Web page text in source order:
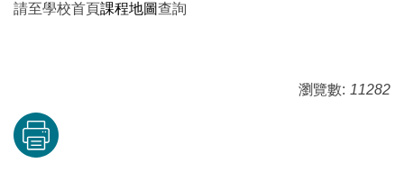
請至學校首頁課程地圖查詢
瀏覽數: 11282